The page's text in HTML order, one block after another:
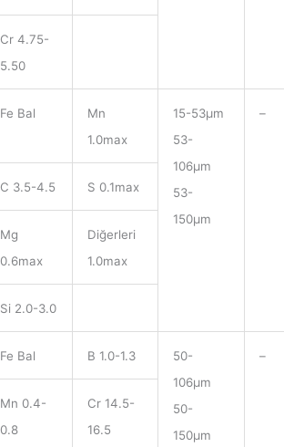
Cr 4.75-
5.50
Fe Bal
Mn
1.0max
15-53μm
53-
106μm
53-
150μm
–
C 3.5-4.5 S 0.1max
Mg
0.6max
Diğerleri
1.0max
Si 2.0-3.0
Fe Bal B 1.0-1.3
50-
106μm
50-
150μm
–
Mn 0.4-
0.8
Cr 14.5-
16.5